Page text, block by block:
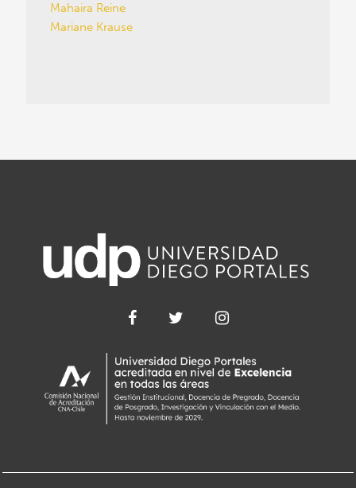
Mahaira Reine
Mariane Krause